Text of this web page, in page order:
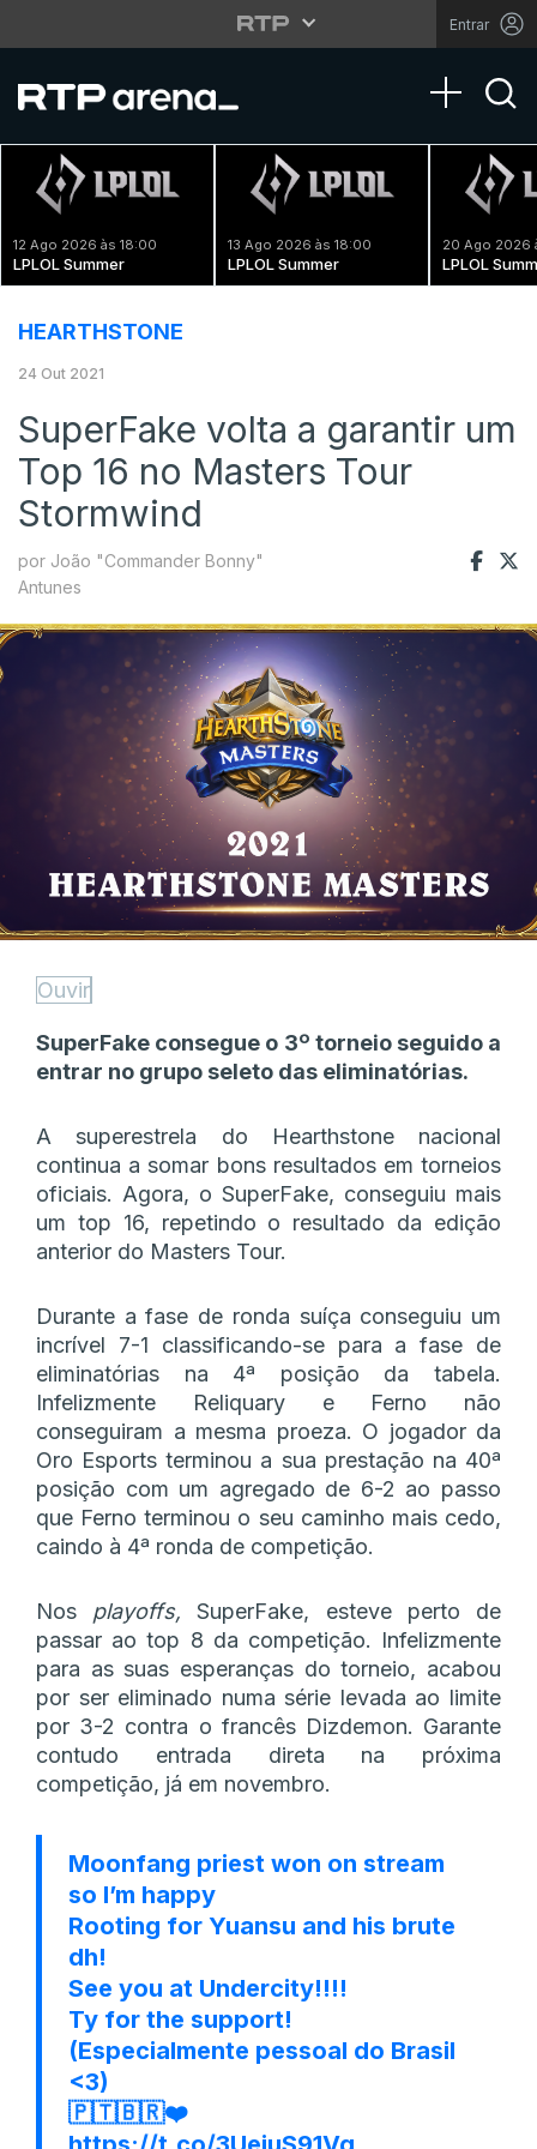
Entrar
Toggle
12 Ago 2026 às 18:00
LPLOL Summer
13 Ago 2026 às 18:00
LPLOL Summer
20 Ago 2026
LPLOL
HEARTHSTONE
24 Out 2021
SuperFake volta a garantir um
Top 16 no Masters Tour
Stormwind
por João "Commander Bonny"
Antunes
Ouvir
SuperFake consegue o 3º torneio seguido a
entrar no grupo seleto das eliminatórias.
A superestrela do Hearthstone nacional
continua a somar bons resultados em torneios
oficiais. Agora, o SuperFake, conseguiu mais
um top 16, repetindo o resultado da edição
anterior do Masters Tour.
Durante a fase de ronda suíça conseguiu um
incrível 7-1 classificando-se para a fase de
eliminatórias na 4ª posição da tabela.
Infelizmente Reliquary e Ferno não
conseguiram a mesma proeza. O jogador da
Oro Esports terminou a sua prestação na 40ª
posição com um agregado de 6-2 ao passo
que Ferno terminou o seu caminho mais cedo,
caindo à 4ª ronda de competição.
Nos playoffs,SuperFake, esteve perto de
passar ao top 8 da competição. Infelizmente
para as suas esperanças do torneio, acabou
por ser eliminado numa série levada ao limite
por 3-2 contra o francês Dizdemon. Garante
contudo entrada direta na próxima
competição, já em novembro.
Moonfang priest won on stream
so I’m happy
Rooting for Yuansu and his brute
dh!
See you at Undercity!!!!
Ty for the support!
(Especialmente pessoal do Brasil
<3)
🇵🇹🇧🇷❤️